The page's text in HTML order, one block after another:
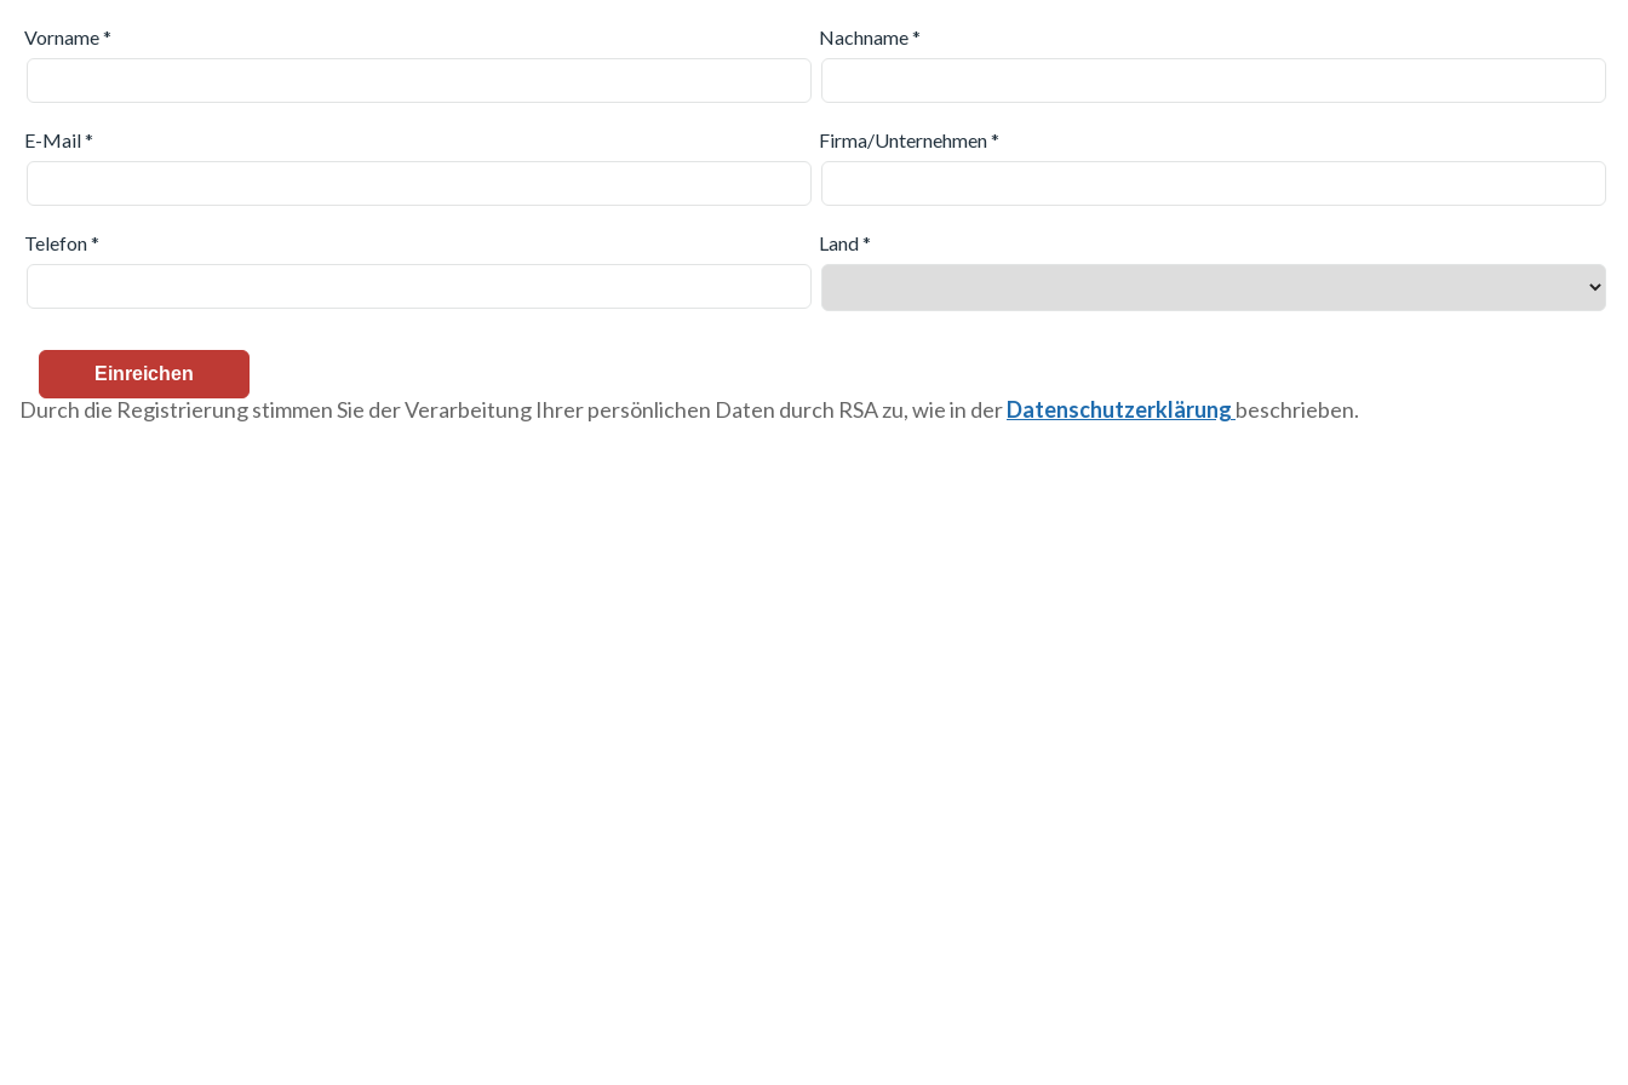
Vorname * Nachname *
E-Mail * Firma/Unternehmen *
Telefon * Land *
Durch die Registrierung stimmen Sie der Verarbeitung Ihrer persönlichen Daten durch RSA zu, wie in derDatenschutzerklärung beschrieben.